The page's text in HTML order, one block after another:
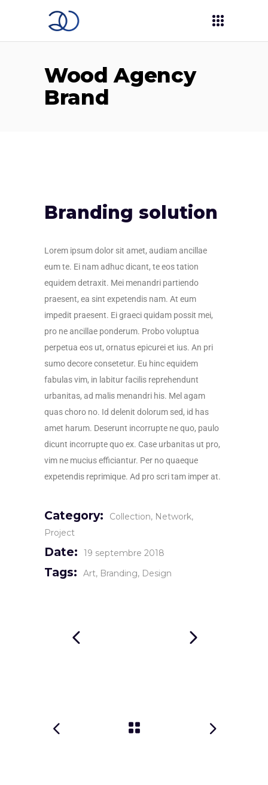
Wood Agency
Brand
Branding solution
Lorem ipsum dolor sit amet, audiam ancillae
eum te. Ei nam adhuc dicant, te eos tation
equidem detraxit. Mei menandri partiendo
praesent, ea sint expetendis nam. At eum
impedit praesent. Ei graeci quidam possit mei,
pro ne ancillae ponderum. Probo voluptua
perpetua eos ut, ornatus epicurei et ius. An pri
sumo decore consetetur. Eu hinc equidem
fabulas vim, in labitur facilis reprehendunt
urbanitas, ad malis menandri his. Mel agam
quas choro no. Id delenit dolorum sed, id has
amet harum. Deserunt incorrupte ne quo, paulo
dicunt incorrupte quo ex. Case urbanitas ut pro,
vim ne mucius efficiantur. Per no quaeque
expetendis reprimique. Ad pro scri tam imper at.
Category: Collection Network
Project
Date: 19 septembre 2018
Tags: Art Branding Design